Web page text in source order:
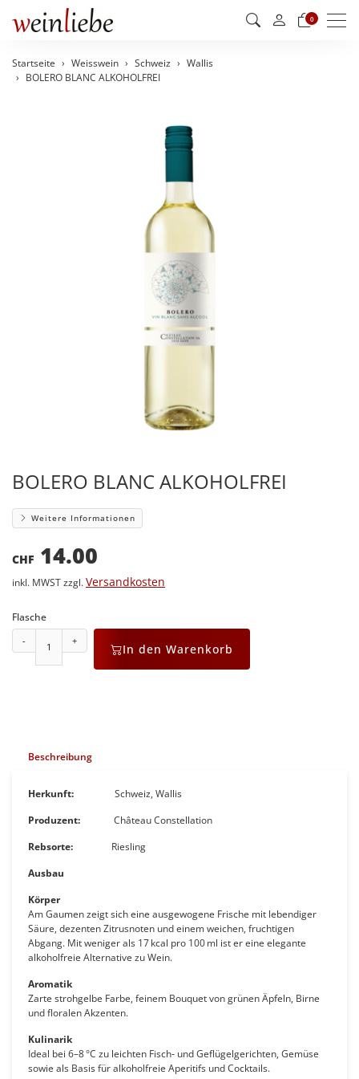
0
Startseite Weisswein Schweiz
Wallis
BOLERO BLANC ALKOHOLFREI
BOLERO BLANC ALKOHOLFREI
Weitere Informationen
CHF 14.00
inkl. MWST zzgl.Versandkosten
Flasche
- +
In den Warenkorb
Beschreibung
Herkunft:
Schweiz, Wallis
Produzent:
Château Constellation
Rebsorte:
Riesling
Ausbau
Körper
Am Gaumen zeigt sich eine ausgewogene Frische mit lebendiger
Säure, dezenten Zitrusnoten und einem weichen, fruchtigen
Abgang. Mit weniger als 17 kcal pro 100 ml ist er eine elegante
alkoholfreie Alternative zu Wein.
Aromatik
Zarte strohgelbe Farbe, feinem Bouquet von grünen Äpfeln, Birne
und floralen Akzenten.
Kulinarik
Ideal bei 6–8 °C zu leichten Fisch‑ und Geflügelgerichten, Gemüse
sowie als Basis für alkoholfreie Aperitifs und Cocktails.